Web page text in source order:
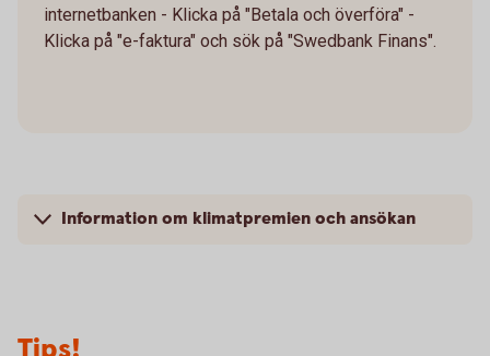
internetbanken - Klicka på "Betala och överföra" -
Klicka på "e-faktura" och sök på "Swedbank Finans".
Information om klimatpremien och ansökan